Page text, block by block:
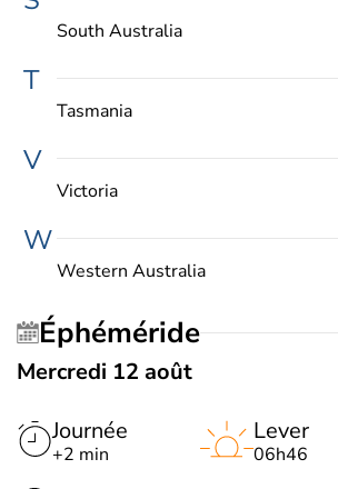
South Australia
T
Tasmania
V
Victoria
W
Western Australia
Éphéméride
Mercredi 12 août
Journée
+2 min
Lever
06h46